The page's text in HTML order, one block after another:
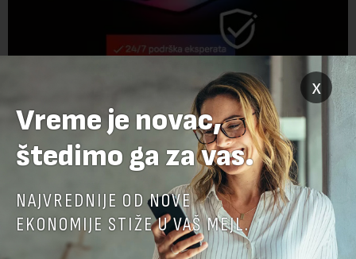
Preuzimanje delova teksta je dozvoljeno, ali uz obavezno navođenje
x
Vreme je novac,
štedimo ga za vas.
NAJVREDNIJE OD NOVE
EKONOMIJE STIŽE U VAŠ MEJL.